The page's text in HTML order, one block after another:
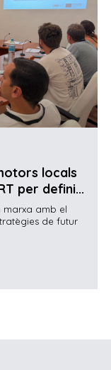
locals
per defini...
marxa amb el
de futur